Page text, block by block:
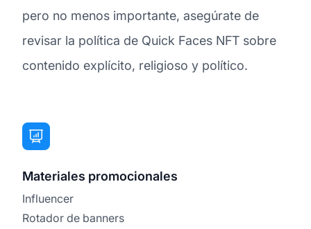
pero no menos importante, asegúrate de
revisar la política de Quick Faces NFT sobre
contenido explícito, religioso y político.
Materiales promocionales
Influencer
Rotador de banners